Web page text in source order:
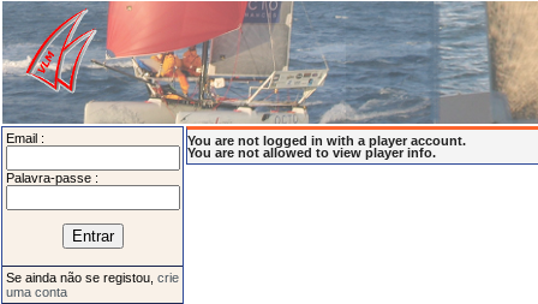
Email :
Palavra-passe :
Se ainda não se registou, crie
uma conta
You are not logged in with a player account.
You are not allowed to view player info.